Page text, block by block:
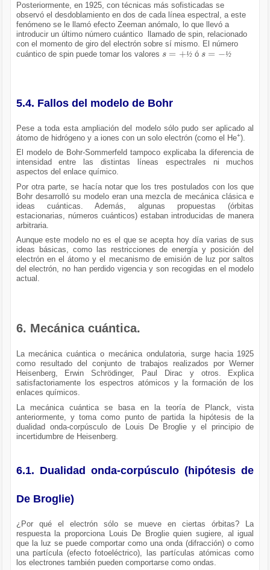
Posteriormente, en 1925, con técnicas más sofisticadas se
observó el desdoblamiento en dos de cada línea espectral, a este
fenómeno se le llamó efecto Zeeman anómalo, lo que llevó a
introducir un último número cuántico llamado de spin, relacionado
con el momento de giro del electrón sobre sí mismo. El número
cuántico de spin puede tomar los valores
s= +½
ó
s= -½
5.4. Fallos del modelo de Bohr
Pese a toda esta ampliación del modelo sólo pudo ser aplicado al
átomo de hidrógeno y a iones con un solo electrón (como el He+).
El modelo de Bohr-Sommerfeld tampoco explicaba la diferencia de
intensidad entre las distintas líneas espectrales ni muchos
aspectos del enlace químico.
Por otra parte, se hacía notar que los tres postulados con los que
Bohr desarrolló su modelo eran una mezcla de mecánica clásica e
ideas cuánticas. Además, algunas propuestas (órbitas
estacionarias, números cuánticos) estaban introducidas de manera
arbitraria.
Aunque este modelo no es el que se acepta hoy día varias de sus
ideas básicas, como las restricciones de energía y posición del
electrón en el átomo y el mecanismo de emisión de luz por saltos
del electrón, no han perdido vigencia y son recogidas en el modelo
actual.
6. Mecánica cuántica.
La mecánica cuántica o mecánica ondulatoria, surge hacia 1925
como resultado del conjunto de trabajos realizados por Werner
Heisenberg, Erwin Schrödinger, Paul Dirac y otros. Explica
satisfactoriamente los espectros atómicos y la formación de los
enlaces químicos.
La mecánica cuántica se basa en la teoría de Planck, vista
anteriormente, y toma como punto de partida la hipótesis de la
dualidad onda-corpúsculo de Louis De Broglie y el principio de
incertidumbre de Heisenberg.
6.1. Dualidad onda-corpúsculo (hipótesis de
De Broglie)
¿Por qué el electrón sólo se mueve en ciertas órbitas? La
respuesta la proporciona Louis De Broglie quien sugiere, al igual
que la luz se puede comportar como una onda (difracción) o como
una partícula (efecto fotoeléctrico), las partículas atómicas como
los electrones también pueden comportarse como ondas.